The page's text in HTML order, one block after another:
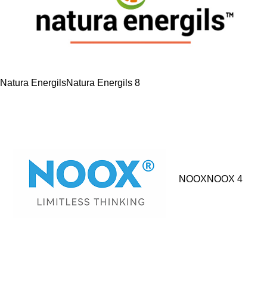
Natura EnergilsNatura Energils 8
NOOXNOOX 4